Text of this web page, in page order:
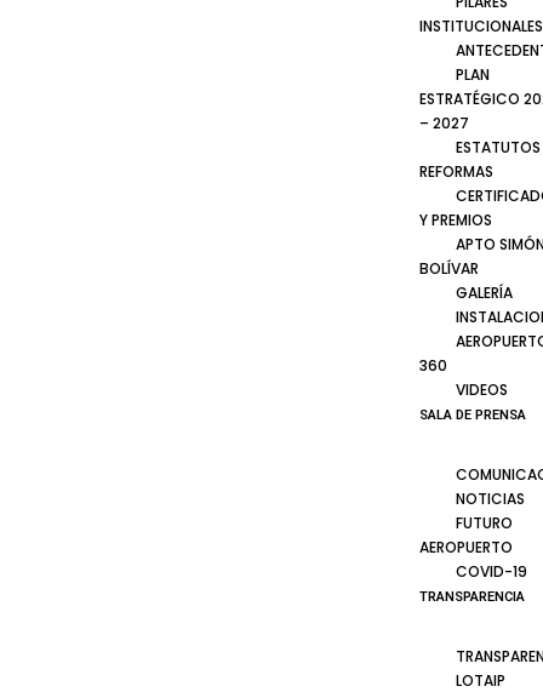
INSTITUCIONALES
PLAN
ESTRATÉGICO
– 2027
ESTATUTOS
REFORMAS
Y PREMIOS
APTO
BOLÍVAR
GALERÍA
360
VIDEOS
SALA DE PRENSA
NOTICIAS
FUTURO
AEROPUERTO
COVID-19
TRANSPARENCIA
LOTAIP